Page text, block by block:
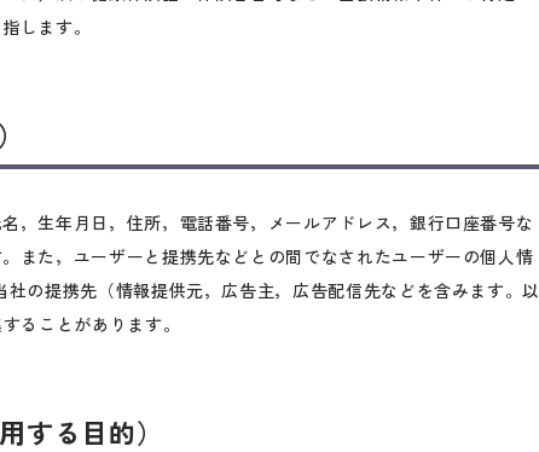
します。
，生年月日，住所，電話番号，メールアドレス，銀行口座番号な
また，ユーザーと提携先などとの間でなされたユーザーの個人情
の提携先（情報提供元，広告主，広告配信先などを含みます。以
ることがあります。
する目的）